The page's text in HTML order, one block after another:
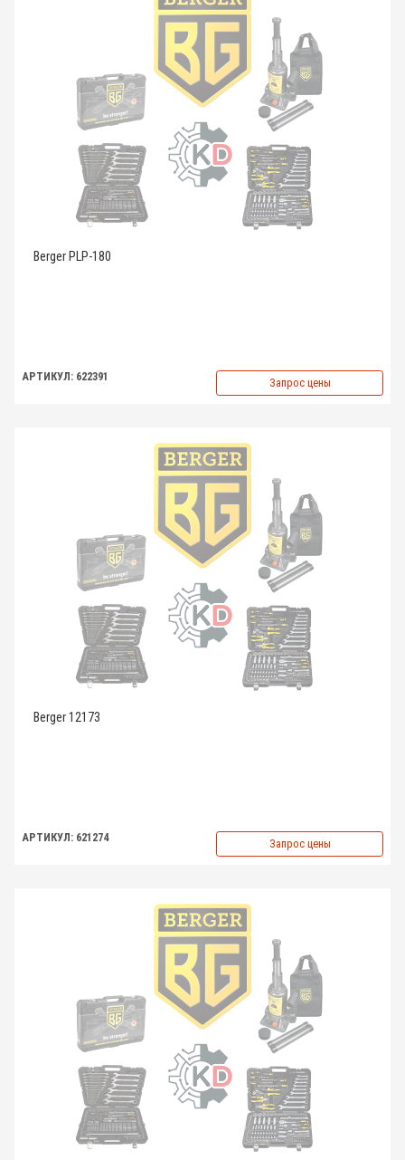
Berger PLP-180
АРТИКУЛ: 622391 Запрос цены
Berger 12173
АРТИКУЛ: 621274 Запрос цены